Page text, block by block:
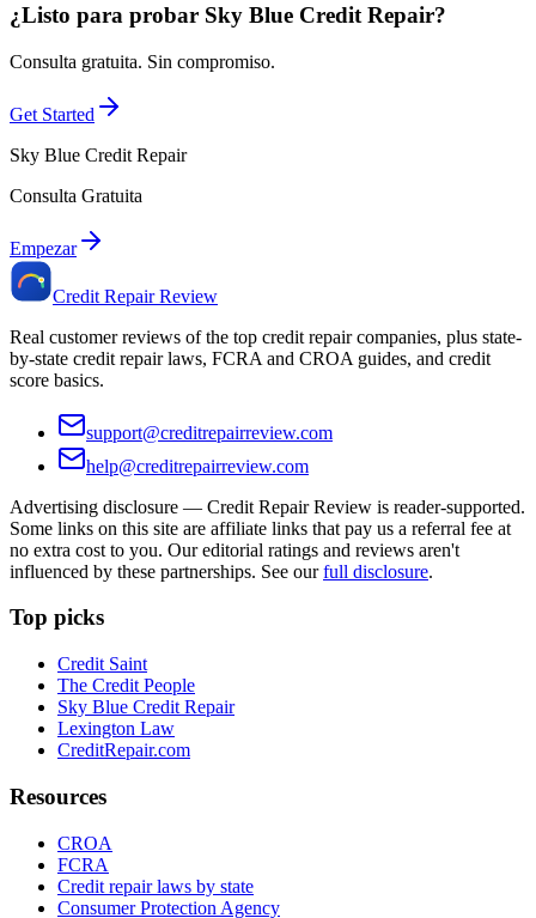
¿Listo para probar Sky Blue Credit Repair?
Consulta gratuita. Sin compromiso.
Get Started
Sky Blue Credit Repair
Consulta Gratuita
Empezar
Credit Repair Review
Real customer reviews of the top credit repair companies, plus state-
by-state credit repair laws, FCRA and CROA guides, and credit
score basics.
support@creditrepairreview.com
help@creditrepairreview.com
Advertising disclosure — Credit Repair Review is reader-supported.
Some links on this site are affiliate links that pay us a referral fee at
no extra cost to you. Our editorial ratings and reviews aren't
influenced by these partnerships. See our full disclosure.
Top picks
Credit Saint
The Credit People
Sky Blue Credit Repair
Lexington Law
CreditRepair.com
Resources
CROA
FCRA
Credit repair laws by state
Consumer Protection Agency